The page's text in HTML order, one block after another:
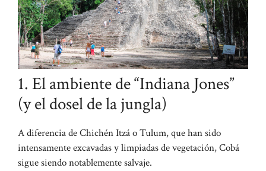
1. El ambiente de “Indiana Jones”
(y el dosel de la jungla)
A diferencia de Chichén Itzá o Tulum, que han sido
intensamente excavadas y limpiadas de vegetación, Cobá
sigue siendo notablemente salvaje.